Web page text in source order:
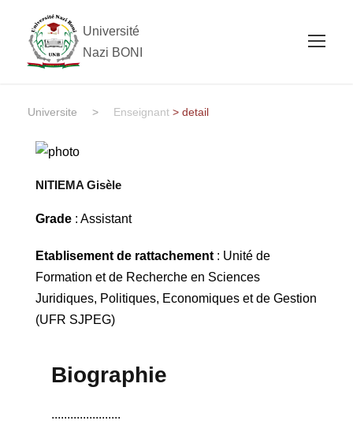
Université
Nazi BONI
Universite > Enseignant > detail
NITIEMA Gisèle
Grade: Assistant
Etablisement de rattachement: Unité de
Formation et de Recherche en Sciences
Juridiques, Politiques, Economiques et de Gestion
(UFR SJPEG)
Biographie
......................